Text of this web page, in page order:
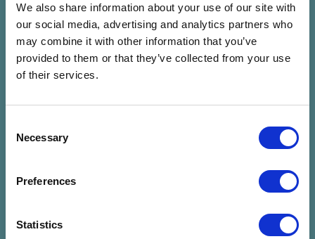
We also share information about your use of our site with
our social media, advertising and analytics partners who
may combine it with other information that you’ve
provided to them or that they’ve collected from your use
of their services.
Selection
Necessary
Preferences
Statistics
Kacagva, izzadva botladozva, elmélyülten belemerülve,
hajnalban világmegváltósan te is részese lehetsz a népzene,
néptánc, népi kézművesség és népmesék varázslatos
világának, csak térj be a kapun!
a Barkó Kézműves Egyesület
zenekar (07.29-08.02.)
Kata – Farkas László Berci (07.24-28), valamint Csécsi Katalin
és Szvinyuk Sándor és Kásler Magdi és Demarcsek Dániel